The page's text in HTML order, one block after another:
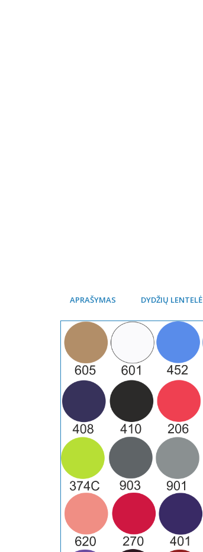
APRAŠYMAS DYDŽIŲ LENTELĖ